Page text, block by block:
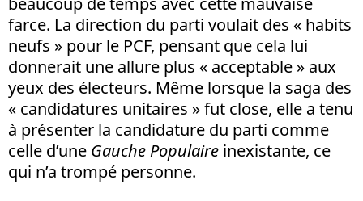
farce. La direction du parti voulait des « habits
neufs » pour le PCF, pensant que cela lui
donnerait une allure plus « acceptable » aux
yeux des électeurs. Même lorsque la saga des
« candidatures unitaires » fut close, elle a tenu
à présenter la candidature du parti comme
celle d’une Gauche Populaire inexistante, ce
qui n’a trompé personne.